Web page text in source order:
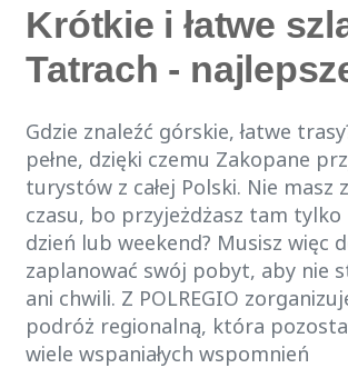
Krótkie i łatwe
Tatrach -
Gdzie znaleźć górskie, łatwe
pełne, dzięki czemu Zakopane
turystów z całej Polski. Nie masz
czasu, bo przyjeżdżasz tam tylko
dzień lub weekend? Musisz więc
zaplanować swój pobyt, aby nie
ani chwili. Z POLREGIO
podróż regionalną, która
wiele wspaniałych wspomnień